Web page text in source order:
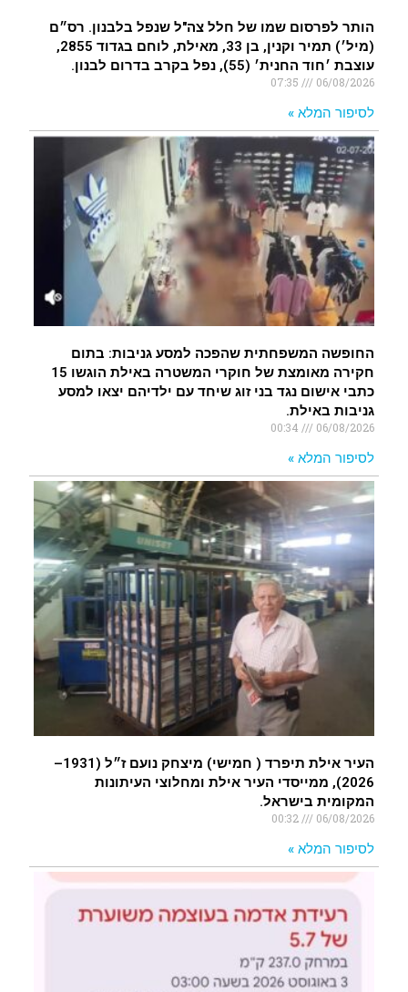
הותר לפרסום שמו של חלל צה"ל שנפל בלבנון. רס״ם
(מיל׳) תמיר וקנין, בן 33, מאילת, לוחם בגדוד 2855,
עוצבת ׳חוד החנית׳ (55), נפל בקרב בדרום לבנון.
06/08/2026
לסיפור המלא »
החופשה המשפחתית שהפכה למסע גניבות: בתום
חקירה מאומצת של חוקרי המשטרה באילת הוגשו 15
כתבי אישום נגד בני זוג שיחד עם ילדיהם יצאו למסע
גניבות באילת.
06/08/2026
לסיפור המלא »
העיר אילת תיפרד ( חמישי) מיצחק נועם ז״ל (1931–
2026), ממייסדי העיר אילת ומחלוצי העיתונות
המקומית בישראל.
06/08/2026
00:32
לסיפור המלא »